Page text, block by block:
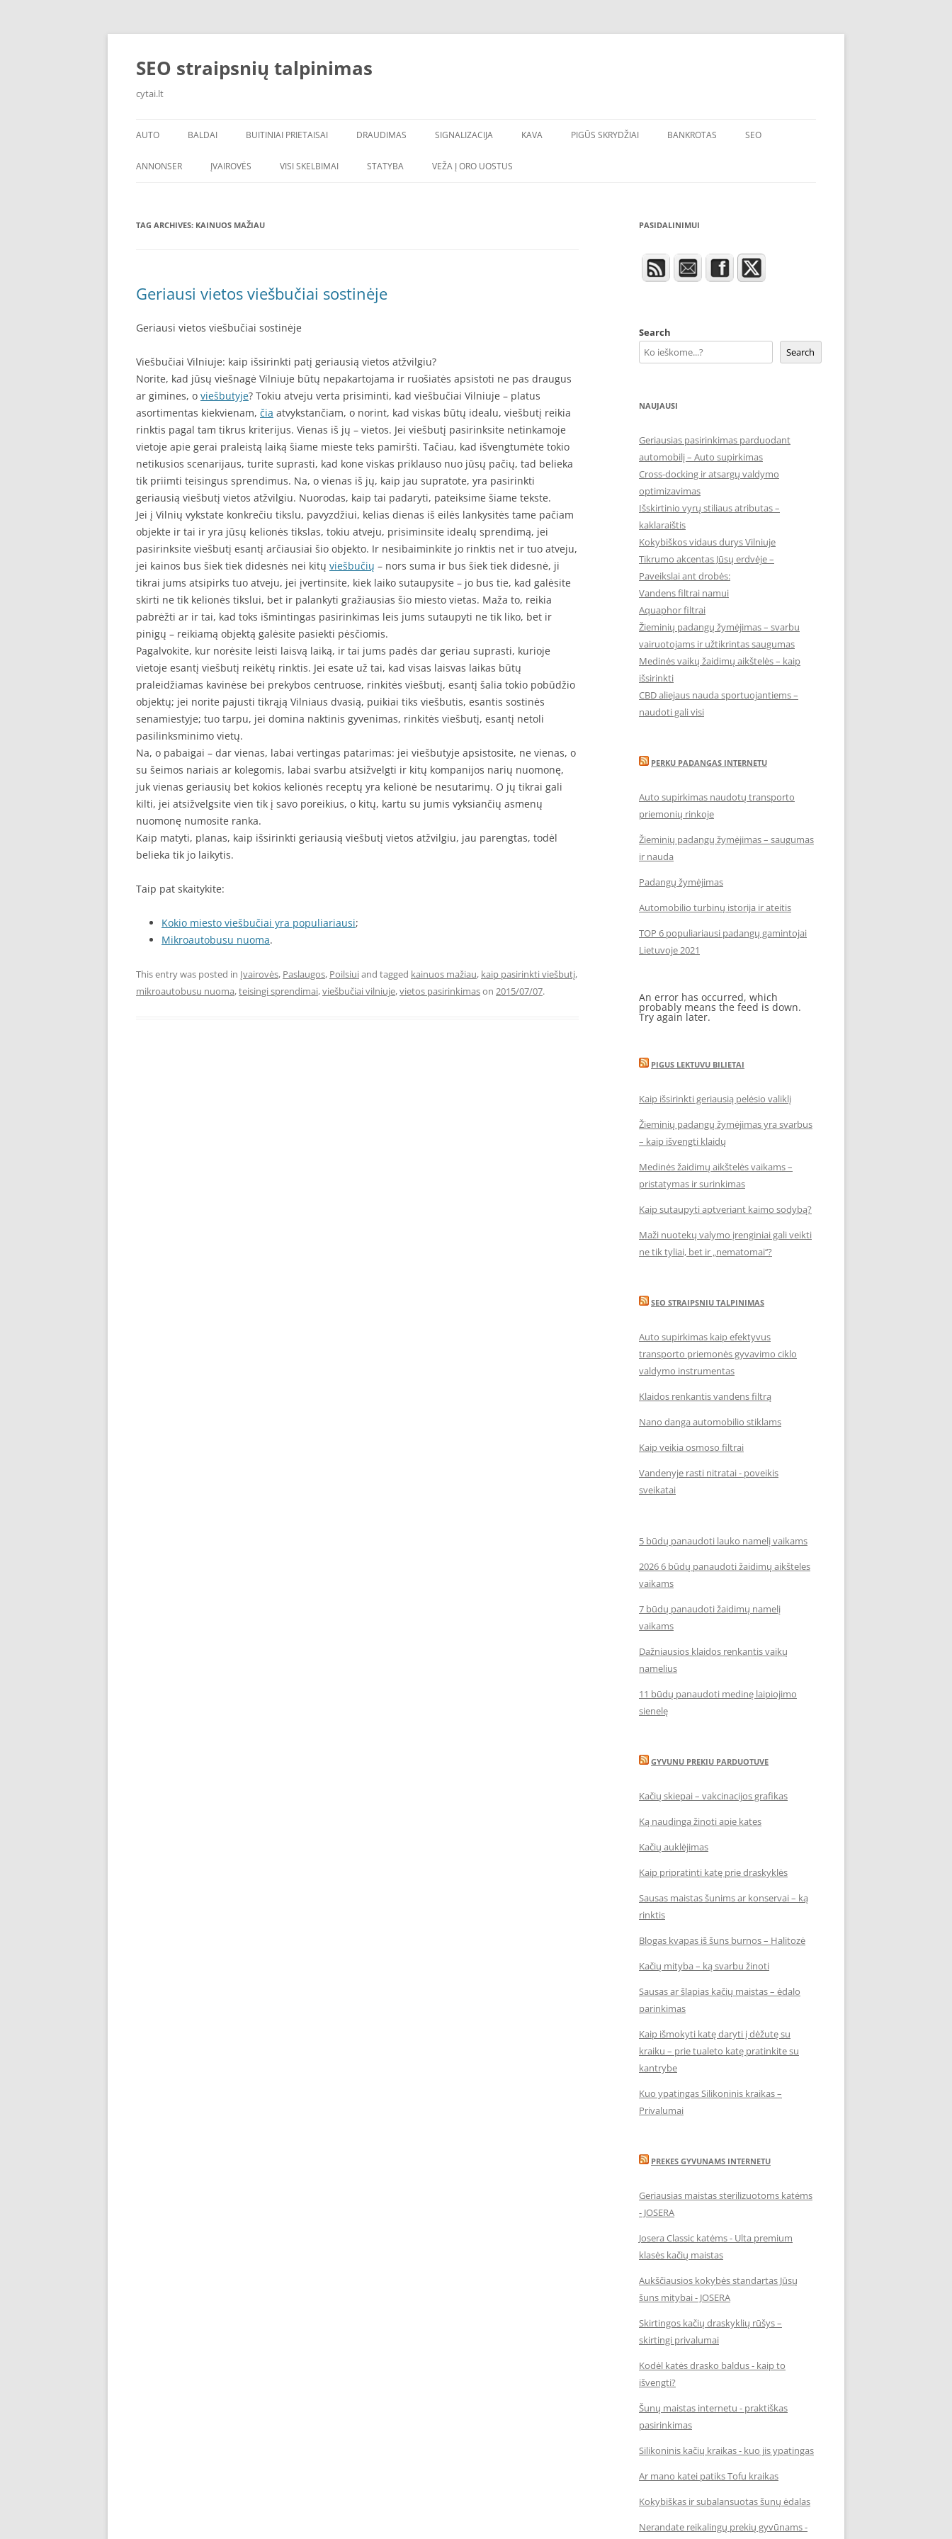
Skip
SEO straipsnių talpinimas
cytai.lt
AUTO
PADANGOS
BALDAI BUITINIAI PRIETAISAI DRAUDIMAS SIGNALIZACIJA KAVA PIGŪS SKRYDŽIAI BANKROTAS SEO
ANNONSER ĮVAIROVĖS VISI SKELBIMAI STATYBA VEŽA Į ORO UOSTUS
TAG ARCHIVES: KAINUOS MAŽIAU
Geriausi vietos viešbučiai sostinėje
Geriausi vietos viešbučiai sostinėje
Viešbučiai Vilniuje: kaip išsirinkti patį geriausią vietos atžvilgiu?
Norite, kad jūsų viešnagė Vilniuje būtų nepakartojama ir ruošiatės apsistoti ne pas draugus
ar gimines, o viešbutyje? Tokiu atveju verta prisiminti, kad viešbučiai Vilniuje – platus
asortimentas kiekvienam, čia atvykstančiam, o norint, kad viskas būtų idealu, viešbutį reikia
rinktis pagal tam tikrus kriterijus. Vienas iš jų – vietos. Jei viešbutį pasirinksite netinkamoje
vietoje apie gerai praleistą laiką šiame mieste teks pamiršti. Tačiau, kad išvengtumėte tokio
netikusios scenarijaus, turite suprasti, kad kone viskas priklauso nuo jūsų pačių, tad belieka
tik priimti teisingus sprendimus. Na, o vienas iš jų, kaip jau supratote, yra pasirinkti
geriausią viešbutį vietos atžvilgiu. Nuorodas, kaip tai padaryti, pateiksime šiame tekste.
Jei į Vilnių vykstate konkrečiu tikslu, pavyzdžiui, kelias dienas iš eilės lankysitės tame pačiam
objekte ir tai ir yra jūsų kelionės tikslas, tokiu atveju, prisiminsite idealų sprendimą, jei
pasirinksite viešbutį esantį arčiausiai šio objekto. Ir nesibaiminkite jo rinktis net ir tuo atveju,
jei kainos bus šiek tiek didesnės nei kitų viešbučių – nors suma ir bus šiek tiek didesnė, ji
tikrai jums atsipirks tuo atveju, jei įvertinsite, kiek laiko sutaupysite – jo bus tie, kad galėsite
skirti ne tik kelionės tikslui, bet ir palankyti gražiausias šio miesto vietas. Maža to, reikia
pabrėžti ar ir tai, kad toks išmintingas pasirinkimas leis jums sutaupyti ne tik liko, bet ir
pinigų – reikiamą objektą galėsite pasiekti pėsčiomis.
Pagalvokite, kur norėsite leisti laisvą laiką, ir tai jums padės dar geriau suprasti, kurioje
vietoje esantį viešbutį reikėtų rinktis. Jei esate už tai, kad visas laisvas laikas būtų
praleidžiamas kavinėse bei prekybos centruose, rinkitės viešbutį, esantį šalia tokio pobūdžio
objektų; jei norite pajusti tikrąją Vilniaus dvasią, puikiai tiks viešbutis, esantis sostinės
senamiestyje; tuo tarpu, jei domina naktinis gyvenimas, rinkitės viešbutį, esantį netoli
pasilinksminimo vietų.
Na, o pabaigai – dar vienas, labai vertingas patarimas: jei viešbutyje apsistosite, ne vienas, o
su šeimos nariais ar kolegomis, labai svarbu atsižvelgti ir kitų kompanijos narių nuomonę,
juk vienas geriausių bet kokios kelionės receptų yra kelionė be nesutarimų. O jų tikrai gali
kilti, jei atsižvelgsite vien tik į savo poreikius, o kitų, kartu su jumis vyksiančių asmenų
nuomonę numosite ranka.
Kaip matyti, planas, kaip išsirinkti geriausią viešbutį vietos atžvilgiu, jau parengtas, todėl
belieka tik jo laikytis.
Taip pat skaitykite:
Kokio miesto viešbučiai yra populiariausi;
Mikroautobusu nuoma.
This entry was posted in Įvairovės, Paslaugos, Poilsiuiand tagged kainuos mažiau, kaip pasirinkti viešbutį,
mikroautobusu nuoma,teisingi sprendimai,viešbučiai vilniuje,vietos pasirinkimason 2015/07/07.
PASIDALINIMUI
Search
Search
NAUJAUSI
Geriausias pasirinkimas parduodant
automobilį – Auto supirkimas
Cross-docking ir atsargų valdymo
optimizavimas
Išskirtinio vyrų stiliaus atributas –
kaklaraištis
Kokybiškos vidaus durys Vilniuje
Tikrumo akcentas Jūsų erdvėje –
Paveikslai ant drobės:
Vandens filtrai namui
Aquaphor filtrai
Žieminių padangų žymėjimas – svarbu
vairuotojams ir užtikrintas saugumas
Medinės vaikų žaidimų aikštelės – kaip
išsirinkti
CBD aliejaus nauda sportuojantiems –
naudoti gali visi
PERKU PADANGAS INTERNETU
Auto supirkimas naudotų transporto
priemonių rinkoje
Žieminių padangų žymėjimas – saugumas
ir nauda
Padangų žymėjimas
Automobilio turbinų istorija ir ateitis
TOP 6 populiariausi padangų gamintojai
Lietuvoje 2021
An error has occurred, which
probably means the feed is down.
Try again later.
PIGUS LEKTUVU BILIETAI
Kaip išsirinkti geriausią pelėsio valiklį
Žieminių padangų žymėjimas yra svarbus
– kaip išvengti klaidų
Medinės žaidimų aikštelės vaikams –
pristatymas ir surinkimas
Kaip sutaupyti aptveriant kaimo sodybą?
Maži nuotekų valymo įrenginiai gali veikti
ne tik tyliai, bet ir „nematomai‘‘?
SEO STRAIPSNIU TALPINIMAS
Auto supirkimas kaip efektyvus
transporto priemonės gyvavimo ciklo
valdymo instrumentas
Klaidos renkantis vandens filtrą
Nano danga automobilio stiklams
Kaip veikia osmoso filtrai
Vandenyje rasti nitratai - poveikis
sveikatai
5 būdų panaudoti lauko namelį vaikams
2026 6 būdų panaudoti žaidimų aikšteles
vaikams
7 būdų panaudoti žaidimų namelį
vaikams
Dažniausios klaidos renkantis vaikų
namelius
11 būdų panaudoti medinę laipiojimo
sienelę
GYVUNU PREKIU PARDUOTUVE
Kačių skiepai – vakcinacijos grafikas
Ką naudinga žinoti apie kates
Kačių auklėjimas
Kaip pripratinti katę prie draskyklės
Sausas maistas šunims ar konservai – ką
rinktis
Blogas kvapas iš šuns burnos – Halitozė
Kačių mityba – ką svarbu žinoti
Sausas ar šlapias kačių maistas – ėdalo
parinkimas
Kaip išmokyti katę daryti į dėžutę su
kraiku – prie tualeto katę pratinkite su
kantrybe
Kuo ypatingas Silikoninis kraikas –
Privalumai
PREKES GYVUNAMS INTERNETU
Geriausias maistas sterilizuotoms katėms
- JOSERA
Josera Classic katėms - Ulta premium
klasės kačių maistas
Aukščiausios kokybės standartas Jūsų
šuns mitybai - JOSERA
Skirtingos kačių draskyklių rūšys –
skirtingi privalumai
Kodėl katės drasko baldus - kaip to
išvengti?
Šunų maistas internetu - praktiškas
pasirinkimas
Silikoninis kačių kraikas - kuo jis ypatingas
Ar mano katei patiks Tofu kraikas
Kokybiškas ir subalansuotas šunų ėdalas
Nerandate reikalingų prekių gyvūnams -